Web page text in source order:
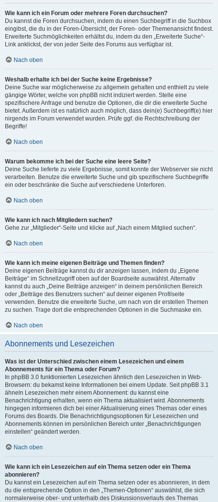
Wie kann ich ein Forum oder mehrere Foren durchsuchen?
Du kannst die Foren durchsuchen, indem du einen Suchbegriff in die Suchbox
eingibst, die du in der Foren-Übersicht, der Foren- oder Themenansicht findest.
Erweiterte Suchmöglichkeiten erhältst du, indem du den „Erweiterte Suche“-
Link anklickst, der von jeder Seite des Forums aus verfügbar ist.
Nach oben
Weshalb erhalte ich bei der Suche keine Ergebnisse?
Deine Suche war möglicherweise zu allgemein gehalten und enthielt zu viele
gängige Wörter, welche von phpBB nicht indiziert werden. Stelle eine
spezifischere Anfrage und benutze die Optionen, die dir die erweiterte Suche
bietet. Außerdem ist es natürlich auch möglich, dass dein(e) Suchbegriff(e) hier
nirgends im Forum verwendet wurden. Prüfe ggf. die Rechtschreibung der
Begriffe!
Nach oben
Warum bekomme ich bei der Suche eine leere Seite?
Deine Suche lieferte zu viele Ergebnisse, somit konnte der Webserver sie nicht
verarbeiten. Benutze die erweiterte Suche und gib spezifischere Suchbegriffe
ein oder beschränke die Suche auf verschiedene Unterforen.
Nach oben
Wie kann ich nach Mitgliedern suchen?
Gehe zur „Mitglieder“-Seite und klicke auf „Nach einem Mitglied suchen“.
Nach oben
Wie kann ich meine eigenen Beiträge und Themen finden?
Deine eigenen Beiträge kannst du dir anzeigen lassen, indem du „Eigene
Beiträge“ im Schnellzugriff oben auf der Boardseite auswählst. Alternativ
kannst du auch „Deine Beiträge anzeigen“ in deinem persönlichen Bereich
oder „Beiträge des Benutzers suchen“ auf deiner eigenen Profilseite
verwenden. Benutze die erweiterte Suche, um nach von dir erstellen Themen
zu suchen. Trage dort die entsprechenden Optionen in die Suchmaske ein.
Nach oben
Abonnements und Lesezeichen
Was ist der Unterschied zwischen einem Lesezeichen und einem
Abonnements für ein Thema oder Forum?
In phpBB 3.0 funktionierten Lesezeichen ähnlich den Lesezeichen in Web-
Browsern: du bekamst keine Informationen bei einem Update. Seit phpBB 3.1
ähneln Lesezeichen mehr einem Abonnement: du kannst eine
Benachrichtigung erhalten, wenn ein Thema aktualisiert wird. Abonnements
hingegen informieren dich bei einer Aktualisierung eines Themas oder eines
Forums des Boards. Die Benachrichtigungsoptionen für Lesezeichen und
Abonnements können im persönlichen Bereich unter „Benachrichtigungen
einstellen“ geändert werden.
Nach oben
Wie kann ich ein Lesezeichen auf ein Thema setzen oder ein Thema
abonnieren?
Du kannst ein Lesezeichen auf ein Thema setzen oder es abonnieren, in dem
du die entsprechende Option in den „Themen-Optionen“ auswählst, die sich
normalerweise ober- und unterhalb des Diskussionsverlaufs des Themas